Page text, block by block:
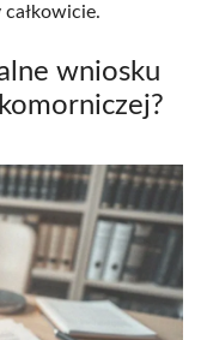
wniosku